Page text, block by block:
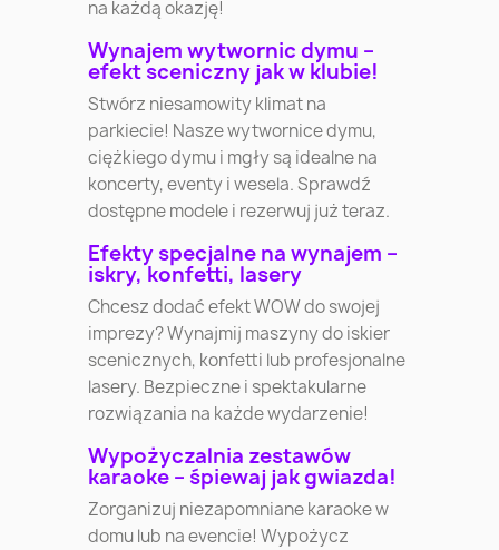
na każdą okazję!
Wynajem wytwornic dymu –
efekt sceniczny jak w klubie!
Stwórz niesamowity klimat na
parkiecie! Nasze wytwornice dymu,
ciężkiego dymu i mgły są idealne na
koncerty, eventy i wesela. Sprawdź
dostępne modele i rezerwuj już teraz.
Efekty specjalne na wynajem –
iskry, konfetti, lasery
Chcesz dodać efekt WOW do swojej
imprezy? Wynajmij maszyny do iskier
scenicznych, konfetti lub profesjonalne
lasery. Bezpieczne i spektakularne
rozwiązania na każde wydarzenie!
Wypożyczalnia zestawów
karaoke – śpiewaj jak gwiazda!
Zorganizuj niezapomniane karaoke w
domu lub na evencie! Wypożycz